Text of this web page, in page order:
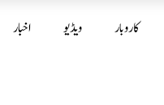
اخبار ویڈیو کاروبار